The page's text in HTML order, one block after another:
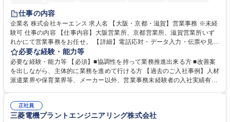
土日祝休み
仕事の内容
企業名 株式会社キーエンス 求人名 【大阪・京都・滋賀】営業事務 ※未経
験可 仕事の内容 【仕事内容】大阪営業所、京都営業所、滋賀営業所いず
れかにて営業事務をお任せ。 【詳細】電話応対・データ入力・伝票や見積
の作成・カタログ送付・来客対応・営業所内で発生する事務業務や業務改
善をお任せ。 【教育制度】ご入社後、育成担当とペアになりながらOJTに
て業務を覚えていただくことが可能です。業務システムがきちんと構築さ
れているため、スムーズに仕事に慣れることができる環境です。また、
募集職種 【大阪・京都・滋賀】営業事務 ※未経験可
必要な経験・能力等
必要な経験・能力等 【必須】■協調性を持って業務推進出来る方 ■改善案
を出しながら、主体的に業務を進めて行ける方 【過去のご入社事例】人材
派遣業界や保育業界等、メーカー以外、営業事務未経験者の入社実績有
えて、お客様や社員の状況に合わせ、能動的なサポート、改善の動きも期
待され。組織を支えるスペシャリストとして、チームに貢献し、結果的に
正社員
三菱電機プラントエンジニアリング株式会社